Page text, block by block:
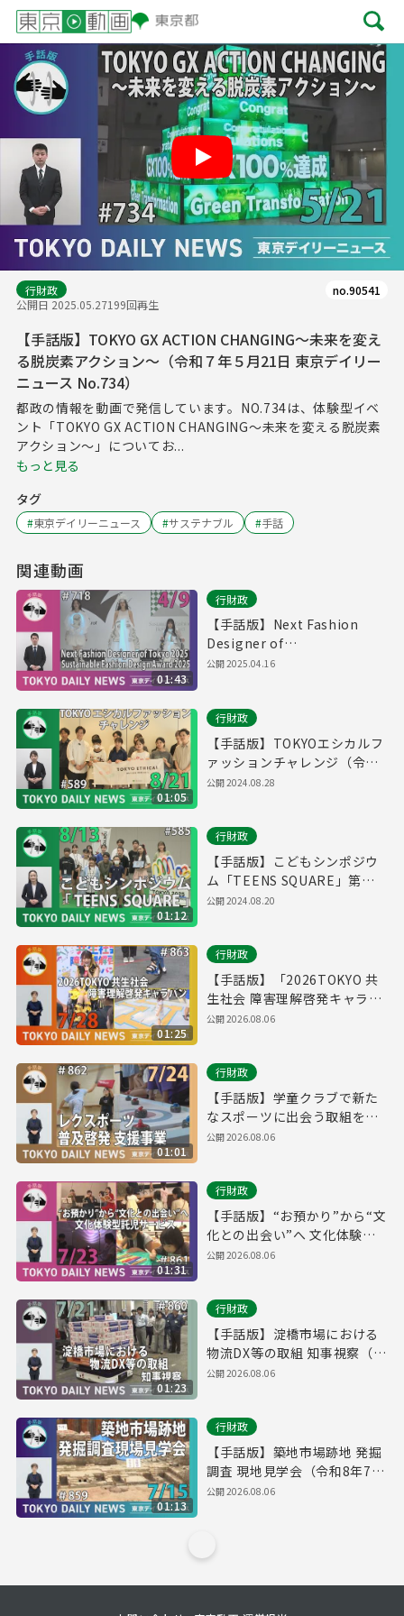
Play
行財政
公開日 2025.05.27199回再生
no.90541
【手話版】TOKYO GX ACTION CHANGING～未来を変え
る脱炭素アクション～（令和７年５月21日 東京デイリー
ニュース No.734）
都政の情報を動画で発信しています。NO.734は、体験型イベ
ント「TOKYO GX ACTION CHANGING～未来を変える脱炭素
アクション～」についてお...
もっと見る
タグ
#東京デイリーニュース #サステナブル #手話
関連動画
01:43
行財政
【手話版】Next Fashion
Designer of
Tokyo/Sustainable Fashion
ースNo.718)
公開2025.04.16
01:05
行財政
【手話版】TOKYOエシカルフ
ァッションチャレンジ（令和6
年8月21日 東京デイリーニュ
公開2024.08.28
01:12
行財政
【手話版】こどもシンポジウ
ム「TEENS SQUARE」第２
回ワークショップ（令和6年8
公開2024.08.20
01:25
行財政
【手話版】「2026TOKYO 共
生社会 障害理解啓発キャラバ
ン」スタート！（令和8年7月
公開2026.08.06
01:01
行財政
【手話版】学童クラブで新た
なスポーツに出会う取組を開
始！（令和8年7月24日 東京デ
公開2026.08.06
01:31
行財政
【手話版】“お預かり”から“文
化との出会い”へ 文化体験型
託児サービス（令和8年7月23
公開2026.08.06
01:23
行財政
【手話版】淀橋市場における
物流DX等の取組 知事視察（令
和8年7月21日 東京デイリーニ
公開2026.08.06
01:13
行財政
【手話版】築地市場跡地 発掘
調査 現地見学会（令和8年7月
15日 東京デイリーニュース
公開2026.08.06